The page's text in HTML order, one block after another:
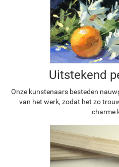
Uitstekend
Onze kunstenaars besteden
van het werk, zodat het zo
charme